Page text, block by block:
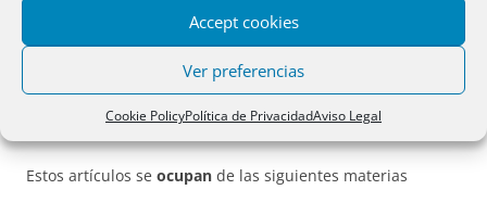
Accept cookies
Ver preferencias
Cookie PolicyPolítica de PrivacidadAviso Legal
Para estas reformas se agregan a la Directiva desde el
artículo 13 bis al artículo 13 undecies, de los cuales los que
más inciden en la propia constitución de la sociedad son
desde el art. 13 septies hasta el 13 undecies.
Estos artículos se ocupan de las siguientes materias